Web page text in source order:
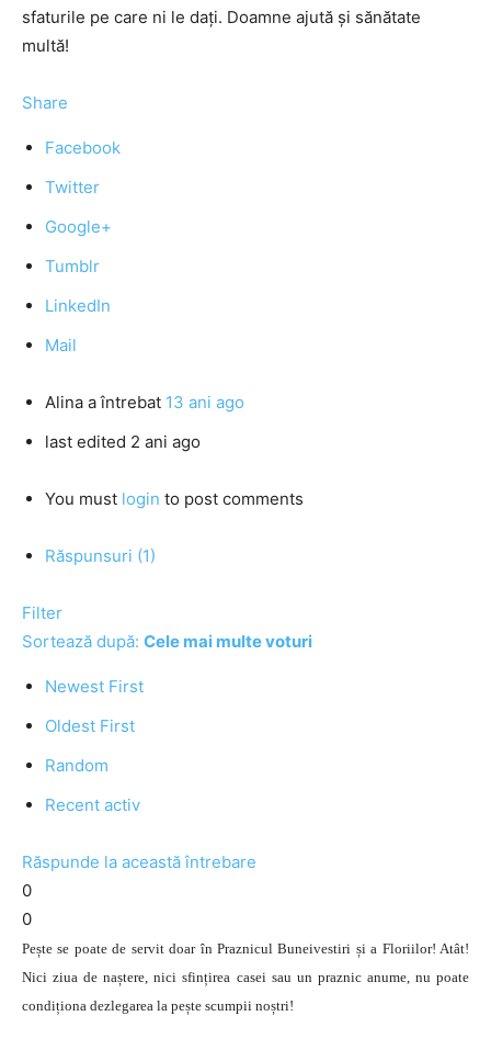
sfaturile pe care ni le daţi. Doamne ajută şi sănătate
multă!
Share
Facebook
Twitter
Google+
Tumblr
LinkedIn
Mail
Alina a întrebat 13 ani ago
last edited 2 ani ago
You must login to post comments
Răspunsuri (1)
Filter
Sortează după: Cele mai multe voturi
Newest First
Oldest First
Random
Recent activ
Răspunde la această întrebare
0
0
Pește se poate de servit doar în Praznicul Buneivestiri și a Floriilor! Atât!
Nici ziua de naștere, nici sfințirea casei sau un praznic anume, nu poate
condiționa dezlegarea la pește scumpii noștri!